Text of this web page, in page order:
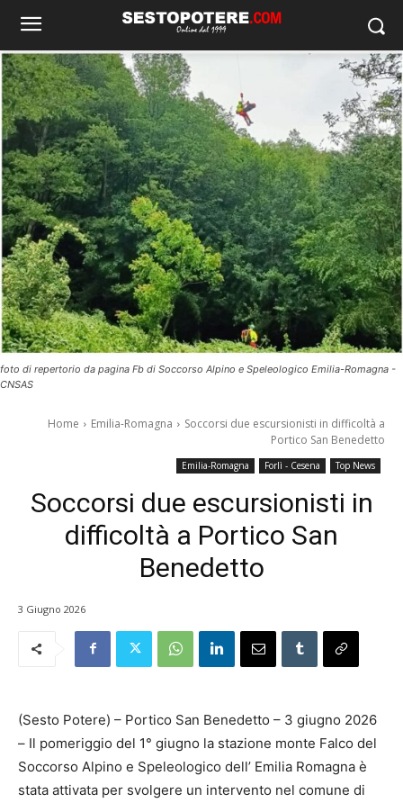
foto di repertorio da pagina Fb di Soccorso Alpino e Speleologico Emilia-Romagna -
CNSAS
Home Emilia-Romagna
Soccorsi due escursionisti in difficoltà a
Portico San Benedetto
Emilia-Romagna Forlì - Cesena Top News
Soccorsi due escursionisti in
difficoltà a Portico San
Benedetto
3 Giugno 2026
(Sesto Potere) – Portico San Benedetto – 3 giugno 2026
– Il pomeriggio del 1° giugno la stazione monte Falco del
Soccorso Alpino e Speleologico dell’ Emilia Romagna è
stata attivata per svolgere un intervento nel comune di